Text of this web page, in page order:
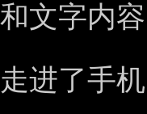
文字内
进了手